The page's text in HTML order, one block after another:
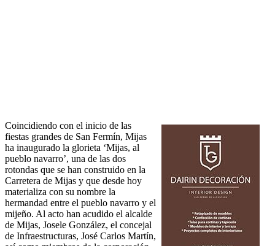
Coincidiendo con el inicio de las
fiestas grandes de San Fermín, Mijas
ha inaugurado la glorieta ‘Mijas, al
pueblo navarro’, una de las dos
rotondas que se han construido en la
Carretera de Mijas y que desde hoy
materializa con su nombre la
hermandad entre el pueblo navarro y el
mijeño. Al acto han acudido el alcalde
de Mijas, Josele González, el concejal
de Infraestructuras, José Carlos Martín,